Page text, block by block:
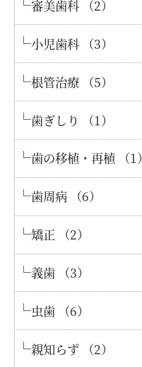
審美歯科 （2）
小児歯科 （3）
根管治療 （5）
歯ぎしり （1）
歯の移植・再植 （1）
歯周病 （6）
矯正 （2）
義歯 （3）
虫歯 （6）
親知らず （2）